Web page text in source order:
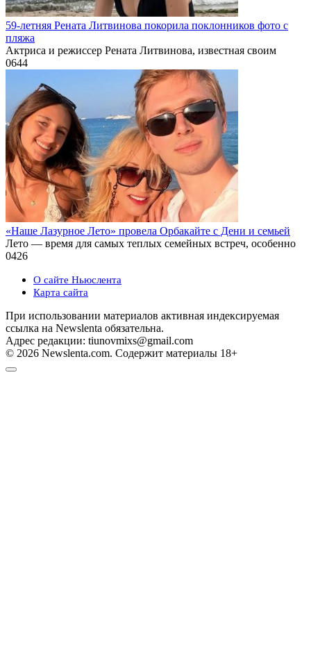
59-летняя Рената Литвинова покорила поклонников фото с
пляжа
Актриса и режиссер Рената Литвинова, известная своим
0644
«Наше Лазурное Лето» провела Орбакайте с Дени и семьей
Лето — время для самых теплых семейных встреч, особенно
0426
О сайте Ньюслента
Карта сайта
При использовании материалов активная индексируемая
ссылка на Newslenta обязательна.
Адрес редакции: tiunovmixs@gmail.com
© 2026 Newslenta.com. Содержит материалы 18+